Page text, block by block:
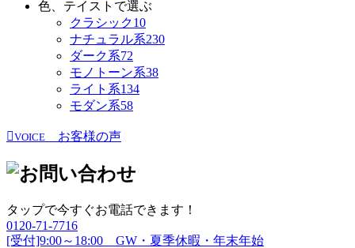
色、テイストで選ぶ
クラシック10
ナチュラル系230
ダーク系72
モノトーン系38
ライト系134
モダン系58
VOICE お客様の声
タップで今すぐお電話できます！
0120-71-7716
[受付]9:00～18:00 GW・夏季休暇・年末年始